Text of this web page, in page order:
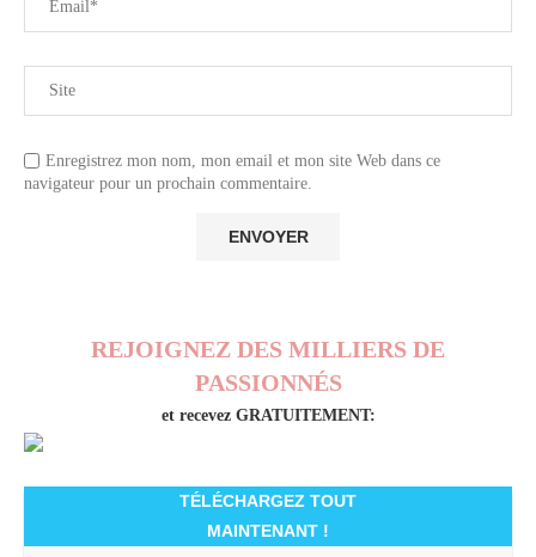
Enregistrez mon nom, mon email et mon site Web dans ce
navigateur pour un prochain commentaire.
REJOIGNEZ DES MILLIERS DE
PASSIONNÉS
et recevez GRATUITEMENT:
TÉLÉCHARGEZ TOUT
MAINTENANT !